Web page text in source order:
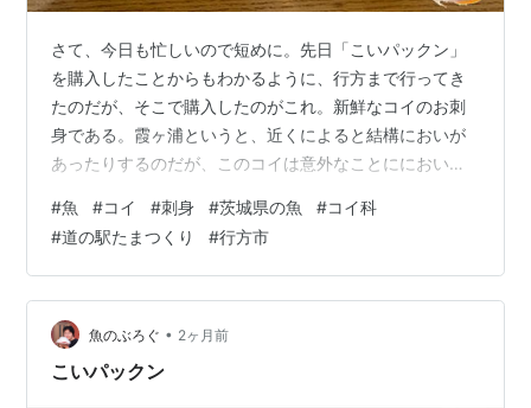
さて、今日も忙しいので短めに。先日「こいパックン」
を購入したことからもわかるように、行方まで行ってき
たのだが、そこで購入したのがこれ。新鮮なコイのお刺
身である。霞ヶ浦というと、近くによると結構においが
あったりするのだが、このコイは意外なことににおいと
エビやらフナやらいろいろ売っているのだが、最大の目
的であるシラウオについてはまだ漁期ではないというこ
とで、茹でたものしか購入できなかった。 ランキング参
加中gooからきました
#魚 #コイ #刺身 #茨城県の魚 #コイ科
#道の駅たまつくり #行方市
魚のぶろぐ • 2ヶ月前
こいパックン